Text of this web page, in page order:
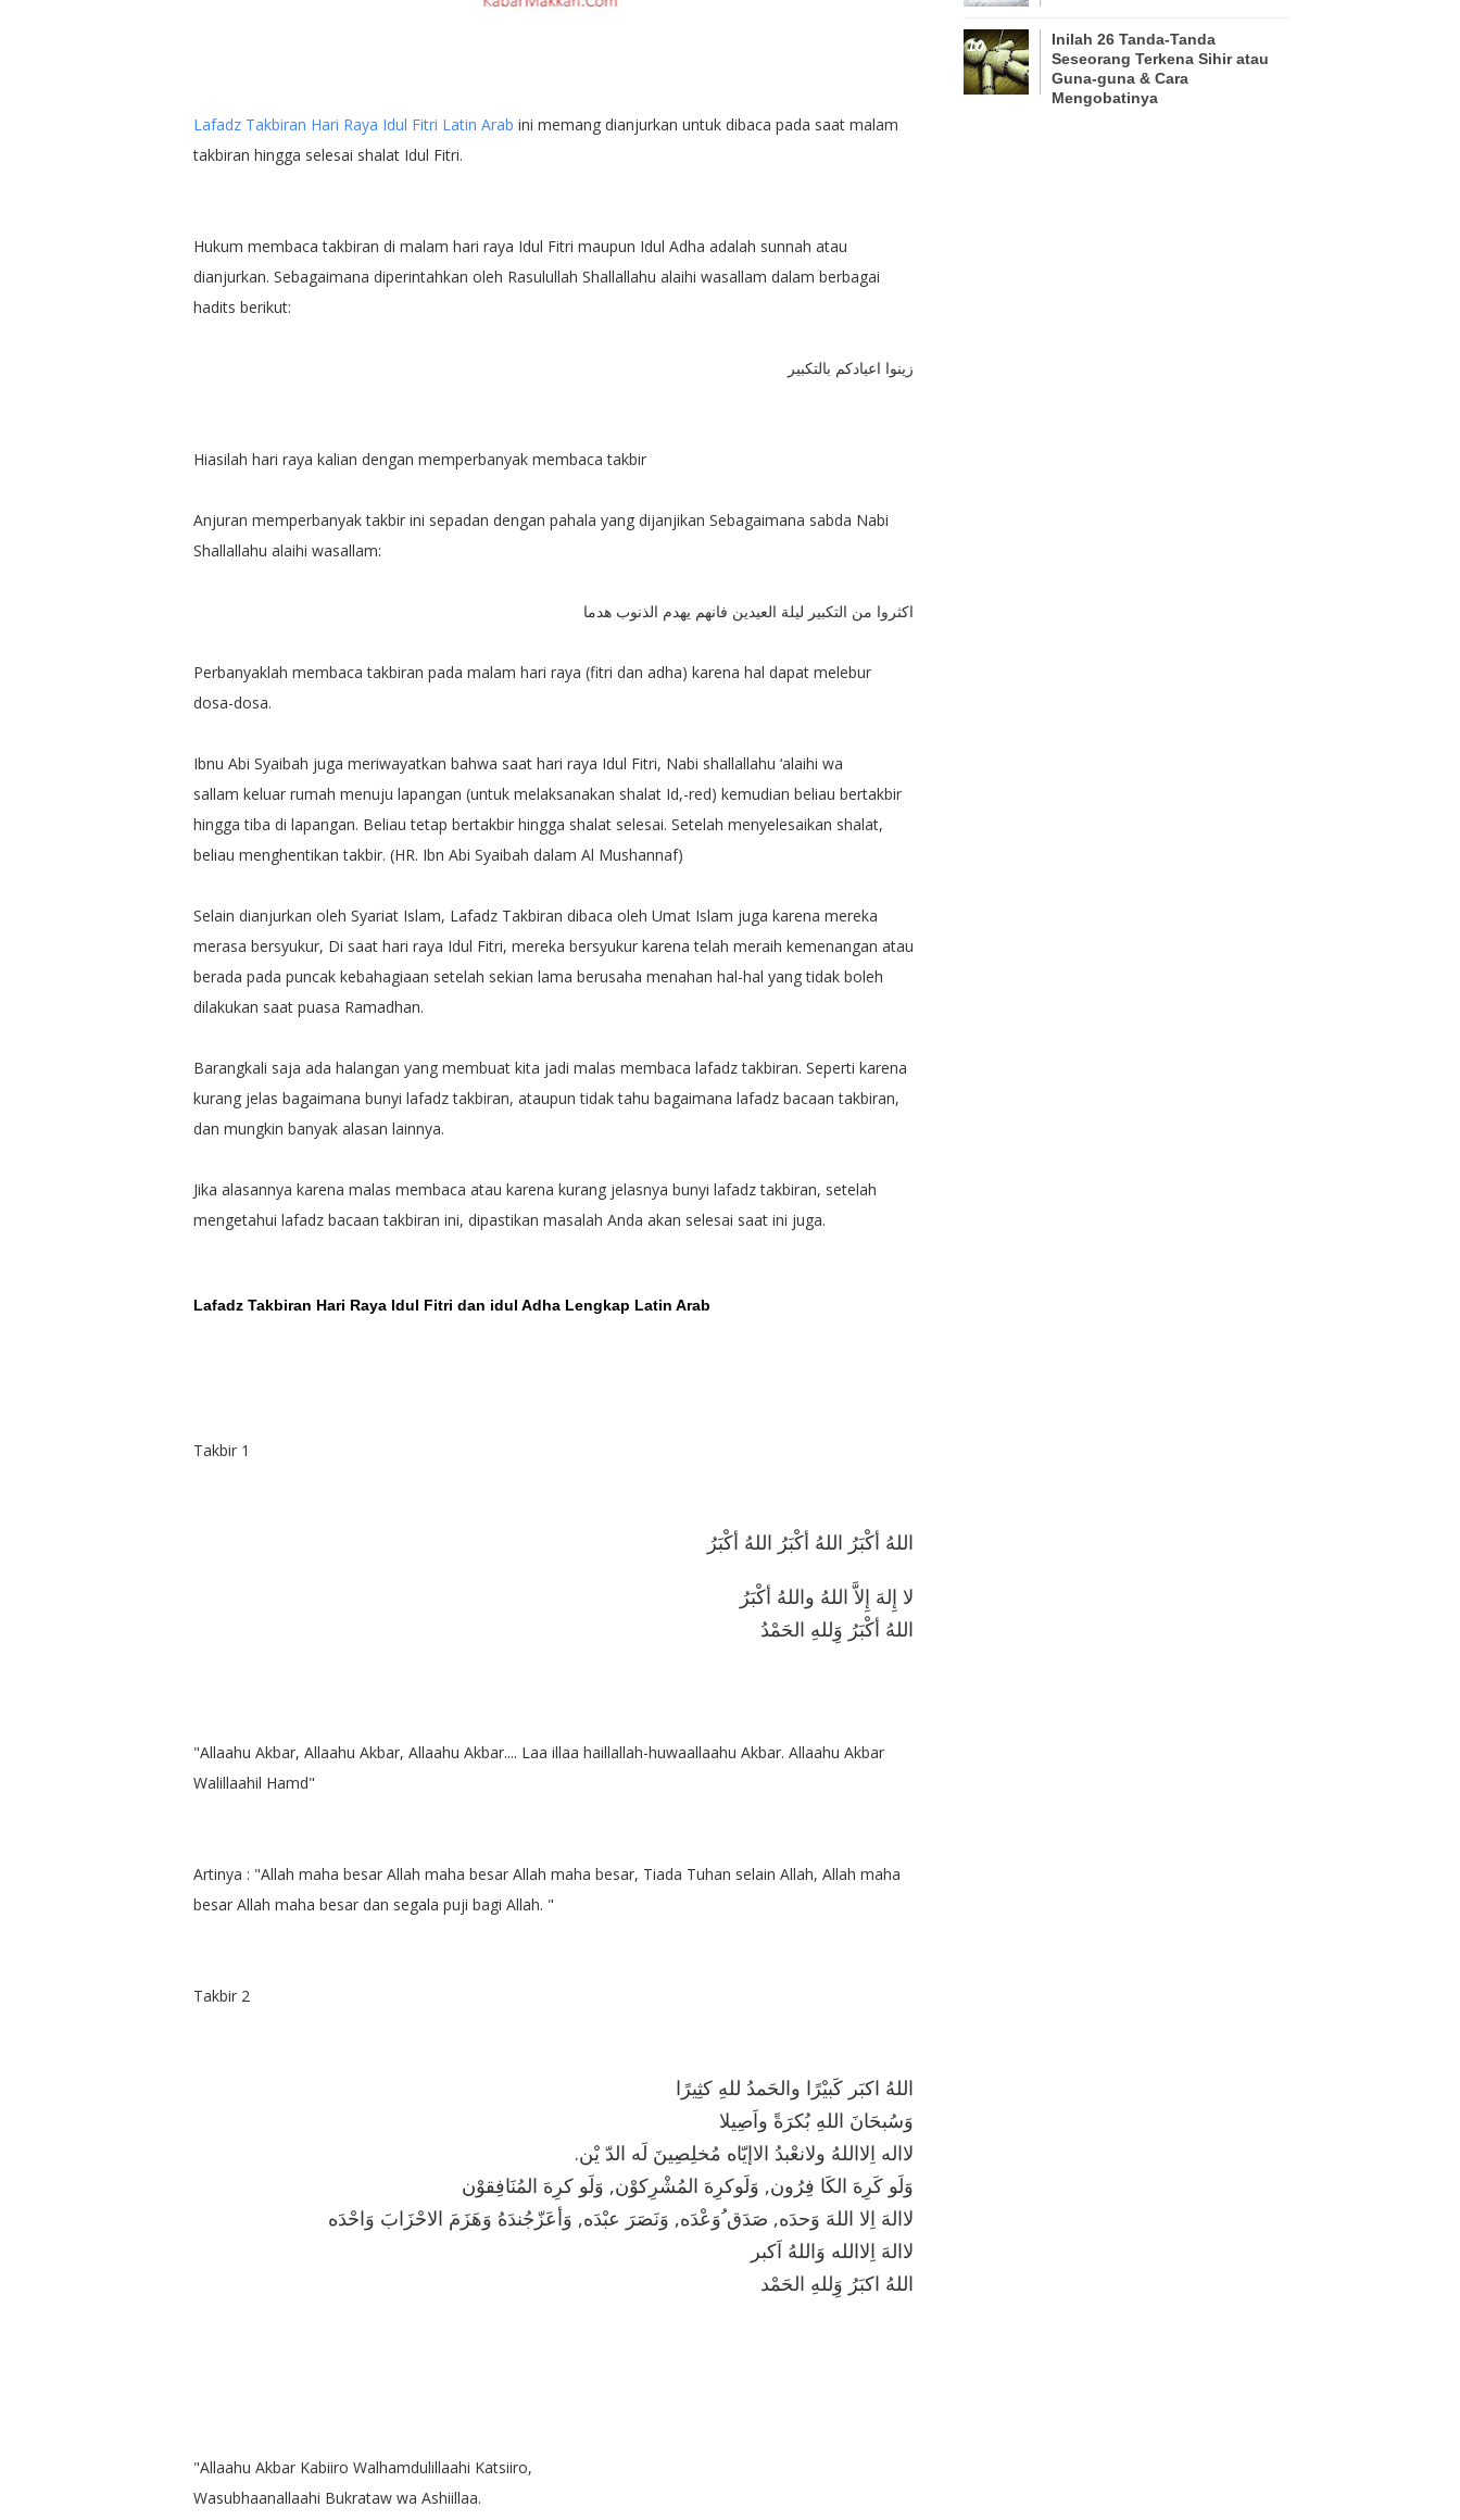
Lafadz Takbiran Hari Raya Idul Fitri Latin Arab ini memang dianjurkan untuk dibaca pada saat malam
takbiran hingga selesai shalat Idul Fitri.
Hukum membaca takbiran di malam hari raya Idul Fitri maupun Idul Adha adalah sunnah atau
dianjurkan. Sebagaimana diperintahkan oleh Rasulullah Shallallahu alaihi wasallam dalam berbagai
hadits berikut:
زينوا اعيادكم بالتكبير
Hiasilah hari raya kalian dengan memperbanyak membaca takbir
Anjuran memperbanyak takbir ini sepadan dengan pahala yang dijanjikan Sebagaimana sabda Nabi
Shallallahu alaihi wasallam:
اكثروا من التكبير ليلة العيدين فانهم يهدم الذنوب هدما
Perbanyaklah membaca takbiran pada malam hari raya (fitri dan adha) karena hal dapat melebur
dosa-dosa.
Ibnu Abi Syaibah juga meriwayatkan bahwa saat hari raya Idul Fitri, Nabi shallallahu ‘alaihi wa
sallam keluar rumah menuju lapangan (untuk melaksanakan shalat Id,-red) kemudian beliau bertakbir
hingga tiba di lapangan. Beliau tetap bertakbir hingga shalat selesai. Setelah menyelesaikan shalat,
beliau menghentikan takbir. (HR. Ibn Abi Syaibah dalam Al Mushannaf)
Selain dianjurkan oleh Syariat Islam, Lafadz Takbiran dibaca oleh Umat Islam juga karena mereka
merasa bersyukur, Di saat hari raya Idul Fitri, mereka bersyukur karena telah meraih kemenangan atau
berada pada puncak kebahagiaan setelah sekian lama berusaha menahan hal-hal yang tidak boleh
dilakukan saat puasa Ramadhan.
Barangkali saja ada halangan yang membuat kita jadi malas membaca lafadz takbiran. Seperti karena
kurang jelas bagaimana bunyi lafadz takbiran, ataupun tidak tahu bagaimana lafadz bacaan takbiran,
dan mungkin banyak alasan lainnya.
Jika alasannya karena malas membaca atau karena kurang jelasnya bunyi lafadz takbiran, setelah
mengetahui lafadz bacaan takbiran ini, dipastikan masalah Anda akan selesai saat ini juga.
Lafadz Takbiran Hari Raya Idul Fitri dan idul Adha Lengkap Latin Arab
Takbir 1
اللهُ أكْبَرُ اللهُ أكْبَرُ اللهُ أكْبَرُ
لا إِلهَ إِلاَّ اللهُ واللهُ أكْبَرُ
اللهُ أكْبَرُ وَِللهِ الحَمْدُ
"Allaahu Akbar, Allaahu Akbar, Allaahu Akbar.... Laa illaa haillallah-huwaallaahu Akbar. Allaahu Akbar
Walillaahil Hamd"
Artinya : "Allah maha besar Allah maha besar Allah maha besar, Tiada Tuhan selain Allah, Allah maha
besar Allah maha besar dan segala puji bagi Allah. "
Takbir 2
اللهُ اكبَر كَبيْرًا والحَمدُ للهِ كثِيرًا
وَسُبحَانَ اللهِ بُكرَةً واَصِيلا
.لااله اِلااللهُ ولانعْبدُ الاإيّاه مُخلِصِينَ لَه الدّ يْن
وَلَو كَرِهَ الكَا فِرُون, وَلَوكرِهَ المُشْرِكوْن, وَلَو كرِهَ المُنَافِقوْن
لاالهَ اِلا اللهَ وَحدَه, صَدَق ُوَعْدَه, وَنَصَرَ عبْدَه, وَأعَزّجُندَهُ وَهَزَمَ الاحْزَابَ وَاحْدَه
لاالهَ اِلاالله وَاللهُ اَكبر
اللهُ اكبَرُ وَِللهِ الحَمْد
"Allaahu Akbar Kabiiro Walhamdulillaahi Katsiiro,
Wasubhaanallaahi Bukrataw wa Ashiillaa.
Inilah 26 Tanda-Tanda
Seseorang Terkena Sihir atau
Guna-guna & Cara
Mengobatinya